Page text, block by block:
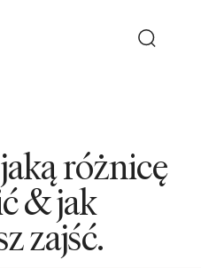
różnicę
& jak
zajść.